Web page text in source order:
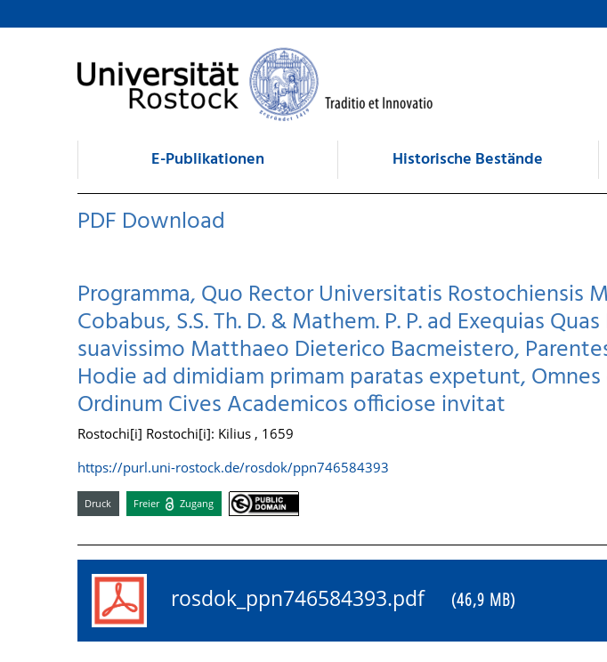
zum Inhalt
E-Publikationen Historische Bestände
PDF Download
Programma, Quo Rector Universitatis Rostochiensis
Cobabus, S.S. Th. D. & Mathem. P. P. ad Exequias
suavissimo Matthaeo Dieterico Bacmeistero,
Hodie ad dimidiam primam paratas expetunt,
Ordinum Cives Academicos officiose invitat
Rostochi[i] Rostochi[i]: Kilius , 1659
https://purl.uni-rostock.de/rosdok/ppn746584393
Druck Freier Zugang
rosdok_ppn746584393.pdf (46,9 MB)